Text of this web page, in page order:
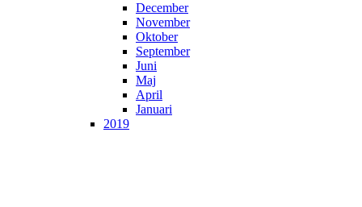
December
November
Oktober
September
Juni
Maj
April
Januari
2019